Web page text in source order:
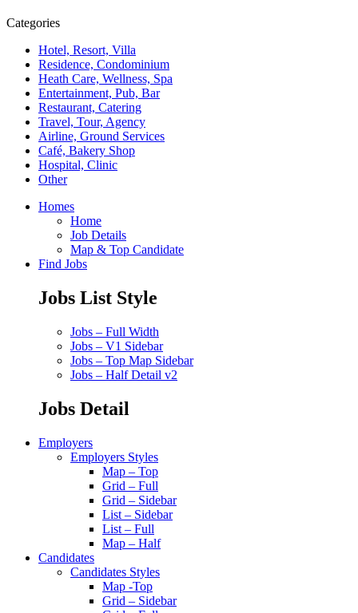
Categories
Hotel, Resort, Villa
Residence, Condominium
Heath Care, Wellness, Spa
Entertainment, Pub, Bar
Restaurant, Catering
Travel, Tour, Agency
Airline, Ground Services
Café, Bakery Shop
Hospital, Clinic
Other
Homes
Home
Job Details
Map & Top Candidate
Find Jobs
Jobs List Style
Jobs – Full Width
Jobs – V1 Sidebar
Jobs – Top Map Sidebar
Jobs – Half Detail v2
Jobs Detail
Employers
Employers Styles
Map – Top
Grid – Full
Grid – Sidebar
List – Sidebar
List – Full
Map – Half
Candidates
Candidates Styles
Map -Top
Grid – Sidebar